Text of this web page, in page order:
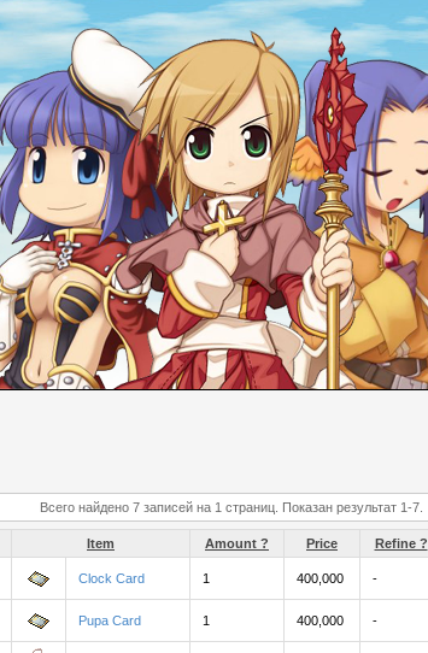
Всего найдено 7 записей на 1 страниц. Показан результат 1-7.
Item Amount ? Price Refine ?
Clock Card 1 400,000 -
Pupa Card 1 400,000 -